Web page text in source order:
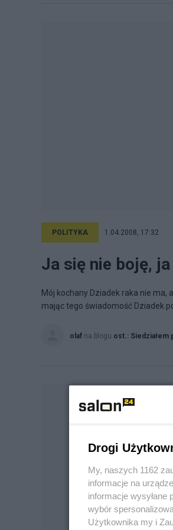
POLITYKA 1.04.2008, 17:32
Ja się nie boję,
Mój kochany Dziadek raka nie ma,
mając tego świadomość Dziadek
olaf na blogu ost.: Siedziałem
Drogi
My, naszych 1162
informacje na
informacje wysyłane
wybór
Użytkownika my i